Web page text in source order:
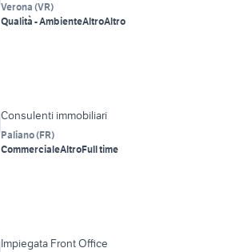
Verona (VR)
Qualità - AmbienteAltroAltro
Consulenti immobiliari
Paliano(FR)
CommercialeAltroFull time
Impiegata Front Office